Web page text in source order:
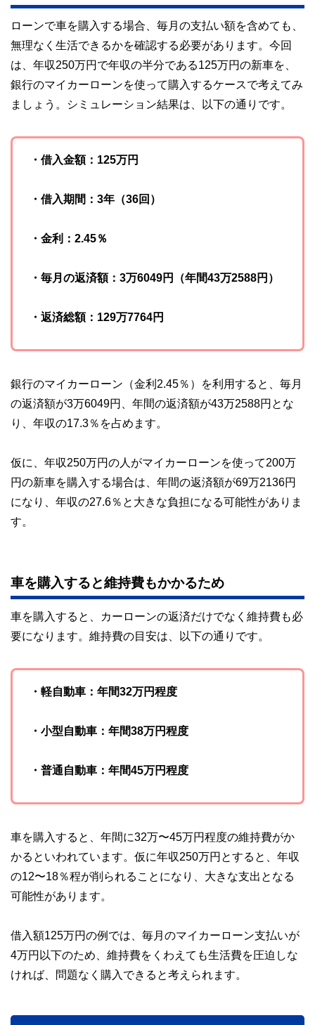
ローンで車を購入する場合、毎月の支払い額を含めても、
無理なく生活できるかを確認する必要があります。今回
は、年収250万円で年収の半分である125万円の新車を、
銀行のマイカーローンを使って購入するケースで考えてみ
ましょう。シミュレーション結果は、以下の通りです。
・借入金額：125万円
・借入期間：3年（36回）
・金利：2.45％
・毎月の返済額：3万6049円（年間43万2588円）
・返済総額：129万7764円
銀行のマイカーローン（金利2.45％）を利用すると、毎月
の返済額が3万6049円、年間の返済額が43万2588円とな
り、年収の17.3％を占めます。
仮に、年収250万円の人がマイカーローンを使って200万
円の新車を購入する場合は、年間の返済額が69万2136円
になり、年収の27.6％と大きな負担になる可能性がありま
す。
車を購入すると維持費もかかるため
車を購入すると、カーローンの返済だけでなく維持費も必
要になります。維持費の目安は、以下の通りです。
・軽自動車：年間32万円程度
・小型自動車：年間38万円程度
・普通自動車：年間45万円程度
車を購入すると、年間に32万〜45万円程度の維持費がか
かるといわれています。仮に年収250万円とすると、年収
の12〜18％程が削られることになり、大きな支出となる
可能性があります。
借入額125万円の例では、毎月のマイカーローン支払いが
4万円以下のため、維持費をくわえても生活費を圧迫しな
ければ、問題なく購入できると考えられます。